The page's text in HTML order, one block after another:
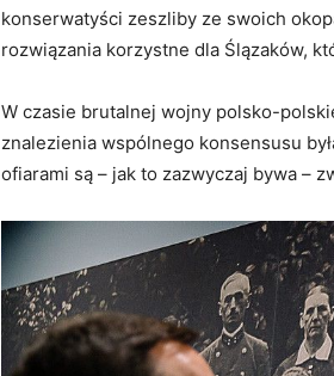
konserwatyści zeszliby ze swoich
rozwiązania korzystne dla Ślązaków,
W czasie brutalnej wojny polsko-
znalezienia wspólnego konsensusu
ofiarami są – jak to zazwyczaj bywa –
NEWSY
Po latach batalii
skargę SONŚ za
Łukasz Tudzierz - 16